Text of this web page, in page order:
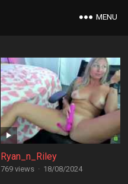
MENU
Ryan_n_Riley
769 views · 18/08/2024